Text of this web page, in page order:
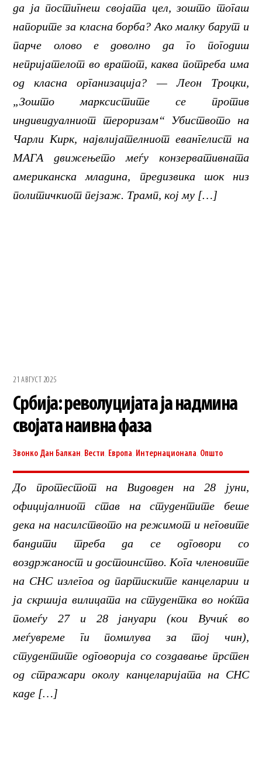
да ја постигнеш својата цел, зошто тогаш
напорите за класна борба? Ако малку барут и
парче олово е доволно да го погодиш
непријателот во вратот, каква потреба има
од класна организација? — Леон Троцки,
„Зошто марксистите се против
индивидуалниот тероризам“ Убиството на
Чарли Кирк, највлијателниот евангелист на
МАГА движењето меѓу конзервативната
американска младина, предизвика шок низ
политичкиот пејзаж. Трамп, кој му […]
21 АВГУСТ 2025
Србија: револуцијата ја надмина
својата наивна фаза
Звонко Дан Балкан Вести Европа Интернационала Општо
До протестот на Видовден на 28 јуни,
официјалниот став на студентите беше
дека на насилството на режимот и неговите
бандити треба да се одговори со
воздржаност и достоинство. Кога членовите
на СНС излегоа од партиските канцеларии и
ја скршија вилицата на студентка во ноќта
помеѓу 27 и 28 јануари (кои Вучиќ во
меѓувреме ги помилува за тој чин),
студентите одговорија со создавање прстен
од стражари околу канцеларијата на СНС
каде […]